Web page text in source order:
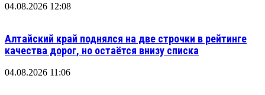
04.08.2026 12:08
Алтайский край поднялся на две строчки в рейтинге
качества дорог, но остаётся внизу списка
04.08.2026 11:06